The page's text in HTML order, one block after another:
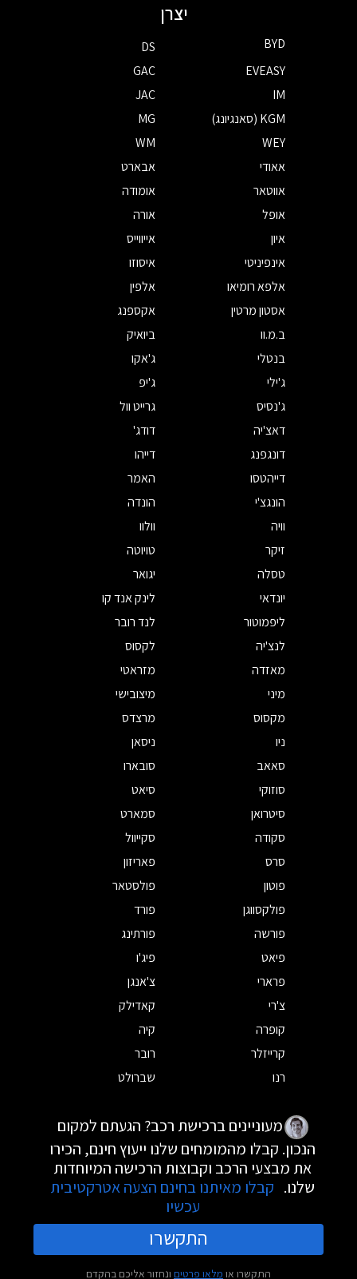
יצרן
BYD
DS
EVEASY
GAC
IM
JAC
KGM (סאנגיונג)
MG
WEY
WM
אאודי
אבארט
אווטאר
אומודה
אופל
אורה
איון
אייווייס
אינפיניטי
איסוזו
אלפא רומיאו
אלפין
אסטון מרטין
אקספנג
ב.מ.וו
ביואיק
בנטלי
ג'אקו
ג'ילי
ג'יפ
ג'נסיס
גרייט וול
דאצ'יה
דודג'
דונגפנג
דייהו
דייהטסו
האמר
הונגצ'י
הונדה
וויה
וולוו
זיקר
טויוטה
טסלה
יגואר
יונדאי
לינק אנד קו
ליפמוטור
לנד רובר
לנצ'יה
לקסוס
מאזדה
מזראטי
מיני
מיצובישי
מקסוס
מרצדס
ניו
ניסאן
סאאב
סובארו
סוזוקי
סיאט
סיטרואן
סמארט
סקודה
סקייוול
סרס
פאריזון
פוטון
פולסטאר
פולקסווגן
פורד
פורשה
פורתינג
פיאט
פיג'ו
פרארי
צ'אנגן
צ'רי
קאדילק
קופרה
קיה
קרייזלר
רובר
רנו
שברולט
מעוניינים ברכישת רכב? הגעתם למקום
הנכון. קבלו מהמומחים שלנו ייעוץ חינם, הכירו
את מבצעי הרכב וקבוצות הרכישה המיוחדות
שלנו. קבלו מאיתנו בחינם הצעה אטרקטיבית
עכשיו
התקשרו
התקשרו או מלאו פרטים ונחזור אליכם בהקדם